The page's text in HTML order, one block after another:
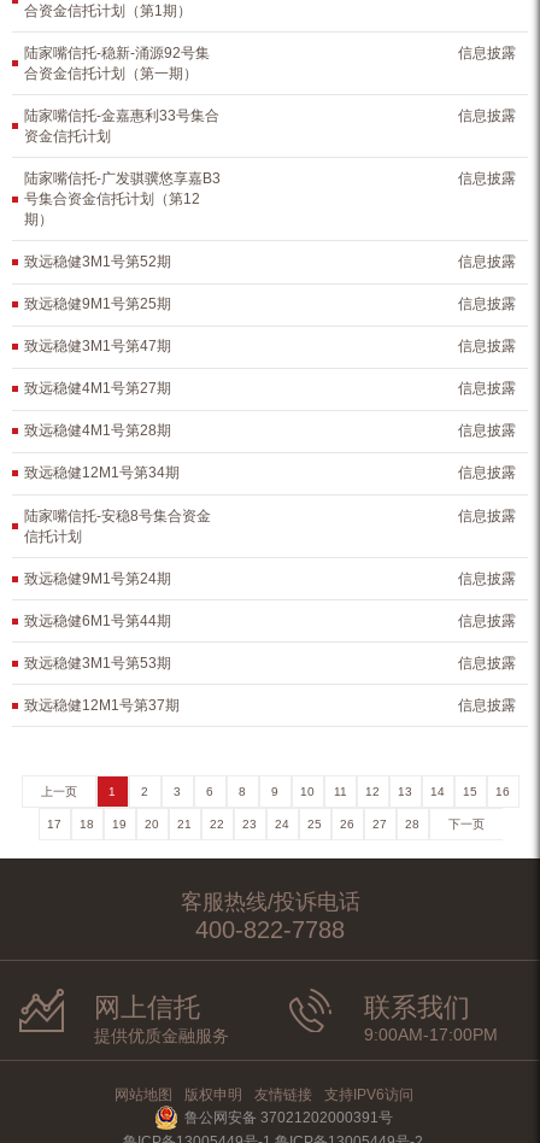
合资金信托计划（第1期）
陆家嘴信托-稳新-涌源92号集
合资金信托计划（第一期）
信息披露
陆家嘴信托-金嘉惠利33号集合
资金信托计划
信息披露
陆家嘴信托-广发骐骥悠享嘉B3
号集合资金信托计划（第12
期）
信息披露
致远稳健3M1号第52期 信息披露
致远稳健9M1号第25期 信息披露
致远稳健3M1号第47期 信息披露
致远稳健4M1号第27期 信息披露
致远稳健4M1号第28期 信息披露
致远稳健12M1号第34期 信息披露
陆家嘴信托-安稳8号集合资金
信托计划
信息披露
致远稳健9M1号第24期 信息披露
致远稳健6M1号第44期 信息披露
致远稳健3M1号第53期 信息披露
致远稳健12M1号第37期 信息披露
上一页 1 2 3 6 8 9 10 11 12 13 14 15 16
17 18 19 20 21 22 23 24 25 26 27 28 下一页
客服热线/投诉电话
400-822-7788
网上信托
提供优质金融服务
联系我们
9:00AM-17:00PM
网站地图 版权申明 友情链接
支持IPV6访问
鲁公网安备 37021202000391号